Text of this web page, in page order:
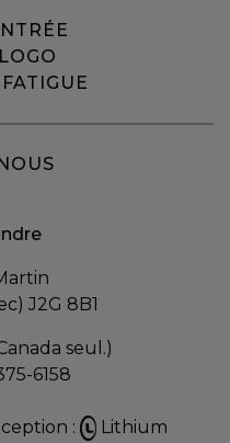
J2G 8B1
seul.)
6158
:
Lithium